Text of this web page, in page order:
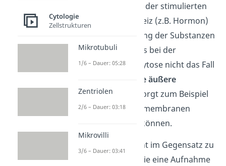
unterscheiden. Bei der stimulierten
Exozytose ist ein Reiz (z.B. Hormon)
für die Ausschüttung der Substanzen
verantwortlich, was bei der
konstitutiven Exozytose nicht das Fall
ohne äußere
Aktivierung
und sorgt zum Beispiel
dafür, dass die Biomembranen
erweitert werden können.
steht im Gegensatz zu
die eine Aufnahme
Cytologie
Zellstrukturen
Mikrotubuli
1/6 – Dauer: 05:28
Zentriolen
2/6 – Dauer: 03:18
Mikrovilli
3/6 – Dauer: 03:41